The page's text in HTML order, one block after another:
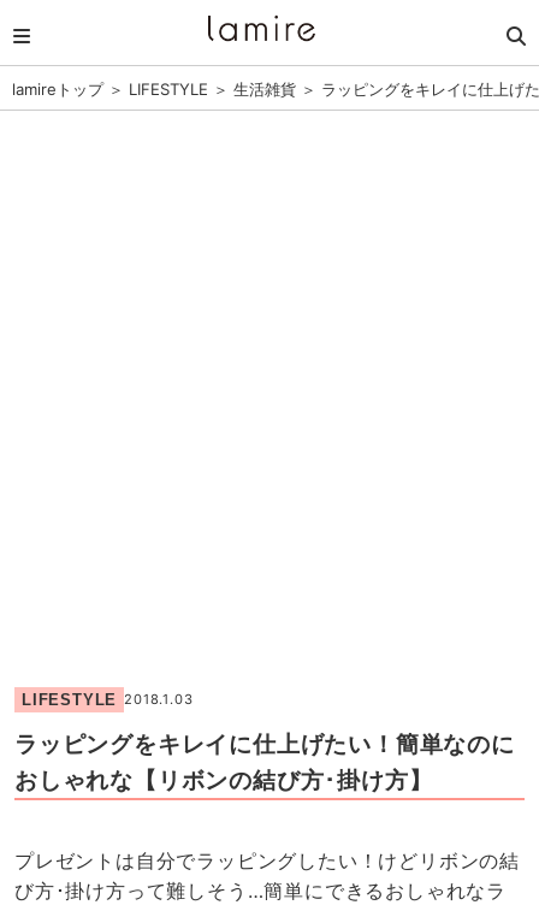
lamireトップ＞ LIFESTYLE ＞ 生活雑貨 ＞ ラッピングをキレイに仕上げ
LIFESTYLE 2018.1.03
ラッピングをキレイに仕上げたい！簡単なのに
おしゃれな【リボンの結び方･掛け方】
プレゼントは自分でラッピングしたい！けどリボンの結
び方･掛け方って難しそう…簡単にできるおしゃれなラ